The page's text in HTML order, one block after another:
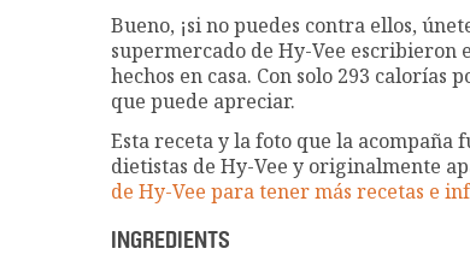
Bueno, ¡si no puedes contra ellos,
supermercado de Hy-Vee escribieron
hechos en casa. Con solo 293 calorías
que puede apreciar.
Esta receta y la foto que la
dietistas de Hy-Vee y originalmente
de Hy-Vee para tener más recetas e
INGREDIENTS